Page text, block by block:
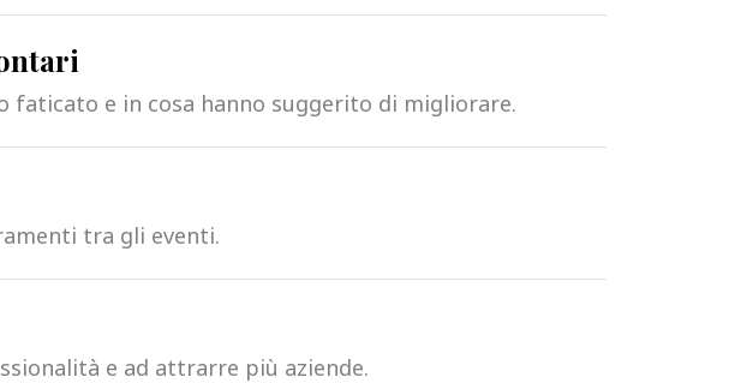
e in cosa hanno suggerito di migliorare.
tra gli eventi.
e ad attrarre più aziende.